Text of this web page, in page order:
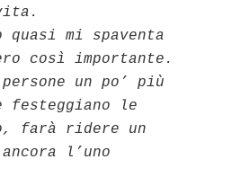
quasi mi spaventa
così importante.
un po’ più
festeggiano le
farà ridere un
l’uno